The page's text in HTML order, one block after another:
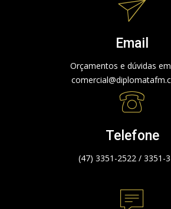
Email
Orçamentos e dúvidas
Telefone
(47) 3351-2522 / 3351-